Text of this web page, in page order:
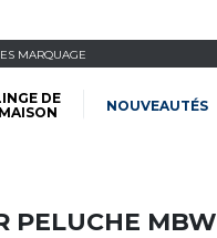
MARQUAGE
DE
MAISON
NOUVEAUTÉS
PELUCHE MBW